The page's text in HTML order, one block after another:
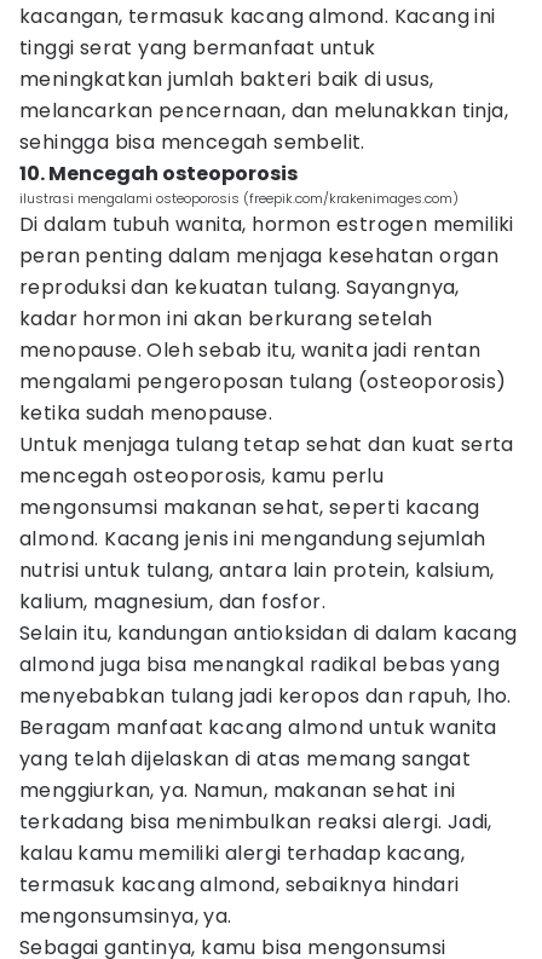
kacangan, termasuk kacang almond. Kacang ini
tinggi serat yang bermanfaat untuk
meningkatkan jumlah bakteri baik di usus,
melancarkan pencernaan, dan melunakkan tinja,
sehingga bisa mencegah sembelit.
10. Mencegah osteoporosis
ilustrasi mengalami osteoporosis (freepik.com/krakenimages.com)
Di dalam tubuh wanita, hormon estrogen memiliki
peran penting dalam menjaga kesehatan organ
reproduksi dan kekuatan tulang. Sayangnya,
kadar hormon ini akan berkurang setelah
menopause. Oleh sebab itu, wanita jadi rentan
mengalami pengeroposan tulang (osteoporosis)
ketika sudah menopause.
Untuk menjaga tulang tetap sehat dan kuat serta
mencegah osteoporosis, kamu perlu
mengonsumsi makanan sehat, seperti kacang
almond. Kacang jenis ini mengandung sejumlah
nutrisi untuk tulang, antara lain protein, kalsium,
kalium, magnesium, dan fosfor.
Selain itu, kandungan antioksidan di dalam kacang
almond juga bisa menangkal radikal bebas yang
menyebabkan tulang jadi keropos dan rapuh, lho.
Beragam manfaat kacang almond untuk wanita
yang telah dijelaskan di atas memang sangat
menggiurkan, ya. Namun, makanan sehat ini
terkadang bisa menimbulkan reaksi alergi. Jadi,
kalau kamu memiliki alergi terhadap kacang,
termasuk kacang almond, sebaiknya hindari
mengonsumsinya, ya.
Sebagai gantinya, kamu bisa mengonsumsi